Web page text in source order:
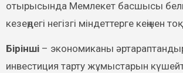
отырысында Мемлекет басшысы
кезеңдегі негізгі міндеттерге кеңінен
Бірінші– экономиканы
инвестиция тарту жұмыстарын